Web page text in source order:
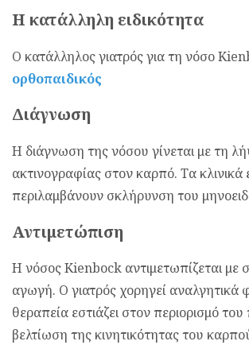
Η κατάλληλη ειδικότητα
Ο κατάλληλος γιατρός για τη νόσο
ορθοπαιδικός
Διάγνωση
Η διάγνωση της νόσου γίνεται με τη
ακτινογραφίας στον καρπό. Τα
περιλαμβάνουν σκλήρυνση του
Αντιμετώπιση
Η νόσος Kienbock αντιμετωπίζεται με
αγωγή. Ο γιατρός χορηγεί
θεραπεία εστιάζει στον περιορισμό
βελτίωση της κινητικότητας του